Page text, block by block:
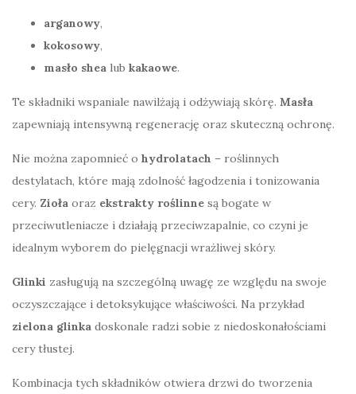
arganowy,
kokosowy,
masło shea lub kakaowe.
Te składniki wspaniale nawilżają i odżywiają skórę. Masła
zapewniają intensywną regenerację oraz skuteczną ochronę.
Nie można zapomnieć o hydrolatach – roślinnych
destylatach, które mają zdolność łagodzenia i tonizowania
cery. Zioła oraz ekstrakty roślinne są bogate w
przeciwutleniacze i działają przeciwzapalnie, co czyni je
idealnym wyborem do pielęgnacji wrażliwej skóry.
Glinki zasługują na szczególną uwagę ze względu na swoje
oczyszczające i detoksykujące właściwości. Na przykład
zielona glinka doskonale radzi sobie z niedoskonałościami
cery tłustej.
Kombinacja tych składników otwiera drzwi do tworzenia